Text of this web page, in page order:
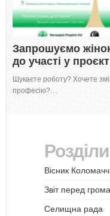
Запрошуємо
до участі у
Шукаєте роботу? Хочете
професію?…
Розділи
Вісник
Звіт перед
Селищна рада